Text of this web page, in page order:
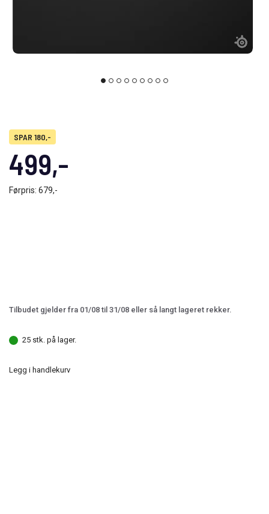
SPAR 180,-
499,-
Førpris: 679,-
Tilbudet gjelder fra 01/08 til 31/08 eller så langt lageret rekker.
25 stk. på lager.
Legg i handlekurv